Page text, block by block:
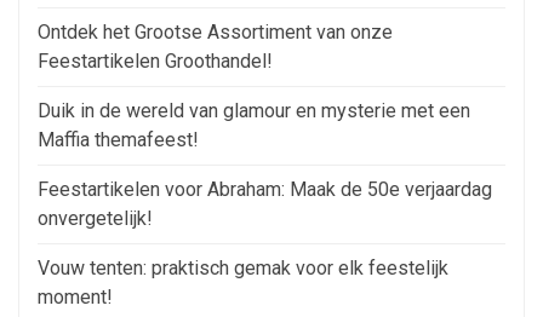
Ontdek het Grootse Assortiment van onze
Feestartikelen Groothandel!
Duik in de wereld van glamour en mysterie met een
Maffia themafeest!
Feestartikelen voor Abraham: Maak de 50e verjaardag
onvergetelijk!
Vouw tenten: praktisch gemak voor elk feestelijk
moment!